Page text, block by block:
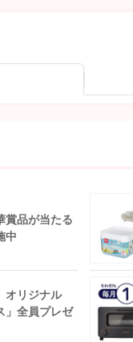
賞品が当たる
中
オリジナル
」全員プレゼ